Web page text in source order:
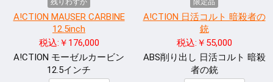
残りわずか
A!CTION MAUSER CARBINE
12.5inch
税込:￥176,000
A!CTION モーゼルカービン
12.5インチ
限定品
A!CTION 日活コルト 暗殺者の
銃
税込:￥55,000
ABS削り出し 日活コルト 暗殺
者の銃